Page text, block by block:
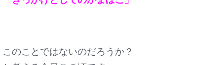
このことではないのだろうか？